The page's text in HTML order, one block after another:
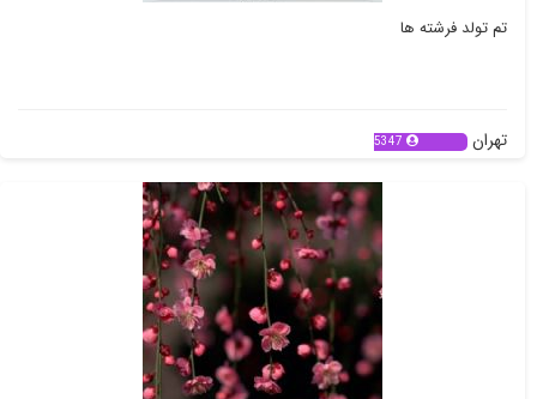
تم تولد فرشته ها
تهران 5347